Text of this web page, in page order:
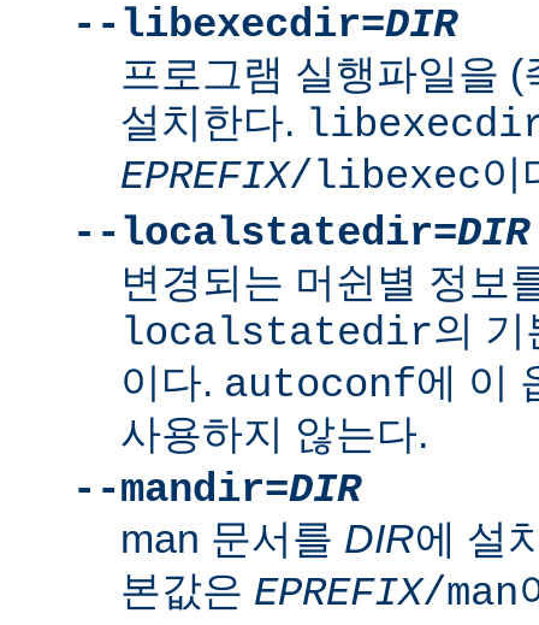
--libexecdir=DIR
프로그램 실행파일을
설치한다.
EPREFIX/libexec이
--localstatedir=DIR
변경되는 머쉰별 정보
localstatedir의
이다. autoconf에 이
사용하지 않는다.
--mandir=DIR
man 문서를 DIR에 설
본값은 EPREFIX/man